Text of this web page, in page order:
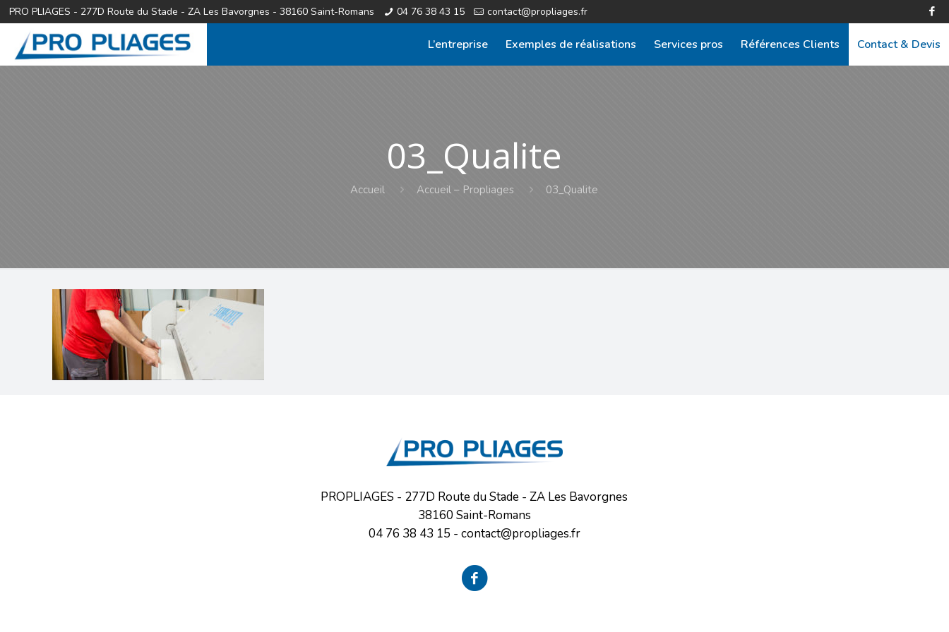
PRO PLIAGES - 277D Route du Stade - ZA Les Bavorgnes - 38160 Saint-Romans 04 76 38 43 15 contact@propliages.fr
L’entreprise Exemples de réalisations Services pros Références Clients Contact & Devis
03_Qualite
Accueil Accueil – Propliages 03_Qualite
PROPLIAGES - 277D Route du Stade - ZA Les Bavorgnes
38160 Saint-Romans
04 76 38 43 15 - contact@propliages.fr